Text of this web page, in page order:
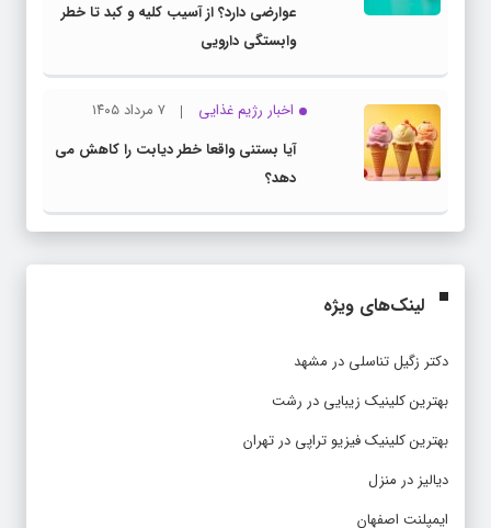
عوارضی دارد؟ از آسیب کلیه و کبد تا خطر
وابستگی دارویی
اخبار رژیم غذایی
۷ مرداد ۱۴۰۵
آیا بستنی واقعا خطر دیابت را کاهش می
دهد؟
لینک‌های ویژه
دکتر زگیل تناسلی در مشهد
بهترین کلینیک زیبایی در رشت
بهترین کلینیک فیزیو تراپی در تهران
دیالیز در منزل
ایمپلنت اصفهان